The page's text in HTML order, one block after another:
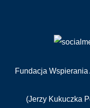
Fundacja
(Jerzy Kukuczka